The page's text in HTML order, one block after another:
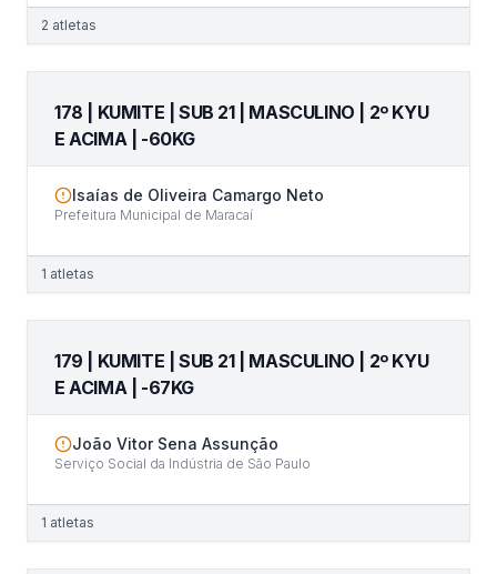
2 atletas
178 | KUMITE | SUB 21 | MASCULINO | 2º KYU
E ACIMA | -60KG
Isaías de Oliveira Camargo Neto
Prefeitura Municipal de Maracaí
1 atletas
179 | KUMITE | SUB 21 | MASCULINO | 2º KYU
E ACIMA | -67KG
João Vitor Sena Assunção
Serviço Social da Indústria de São Paulo
1 atletas